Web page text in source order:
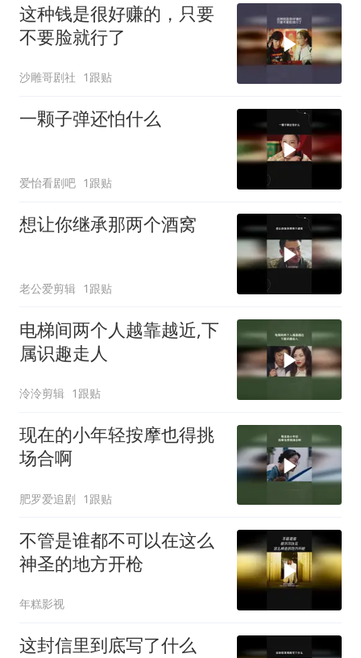
这种钱是很好赚的，只要
不要脸就行了
沙雕哥剧社 1跟贴
一颗子弹还怕什么
爱怡看剧吧 1跟贴
想让你继承那两个酒窝
老公爱剪辑 1跟贴
电梯间两个人越靠越近,下
属识趣走人
泠泠剪辑 1跟贴
现在的小年轻按摩也得挑
场合啊
肥罗爱追剧 1跟贴
不管是谁都不可以在这么
神圣的地方开枪
年糕影视
这封信里到底写了什么